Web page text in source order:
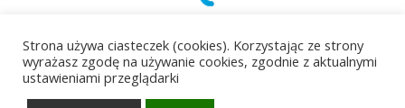
Strona używa ciasteczek (cookies). Korzystając ze strony
wyrażasz zgodę na używanie cookies, zgodnie z aktualnymi
ustawieniami przeglądarki